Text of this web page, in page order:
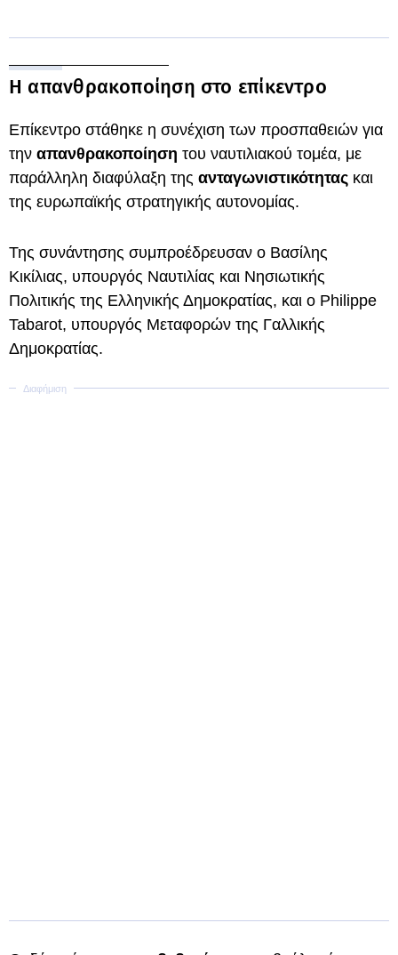
Η απανθρακοποίηση στο επίκεντρο
Επίκεντρο στάθηκε η συνέχιση των προσπαθειών για
την απανθρακοποίηση του ναυτιλιακού τομέα, με
παράλληλη διαφύλαξη της ανταγωνιστικότητας και
της ευρωπαϊκής στρατηγικής αυτονομίας.
Της συνάντησης συμπροέδρευσαν ο Βασίλης
Κικίλιας, υπουργός Ναυτιλίας και Νησιωτικής
Πολιτικής της Ελληνικής Δημοκρατίας, και ο Philippe
Tabarot, υπουργός Μεταφορών της Γαλλικής
Δημοκρατίας.